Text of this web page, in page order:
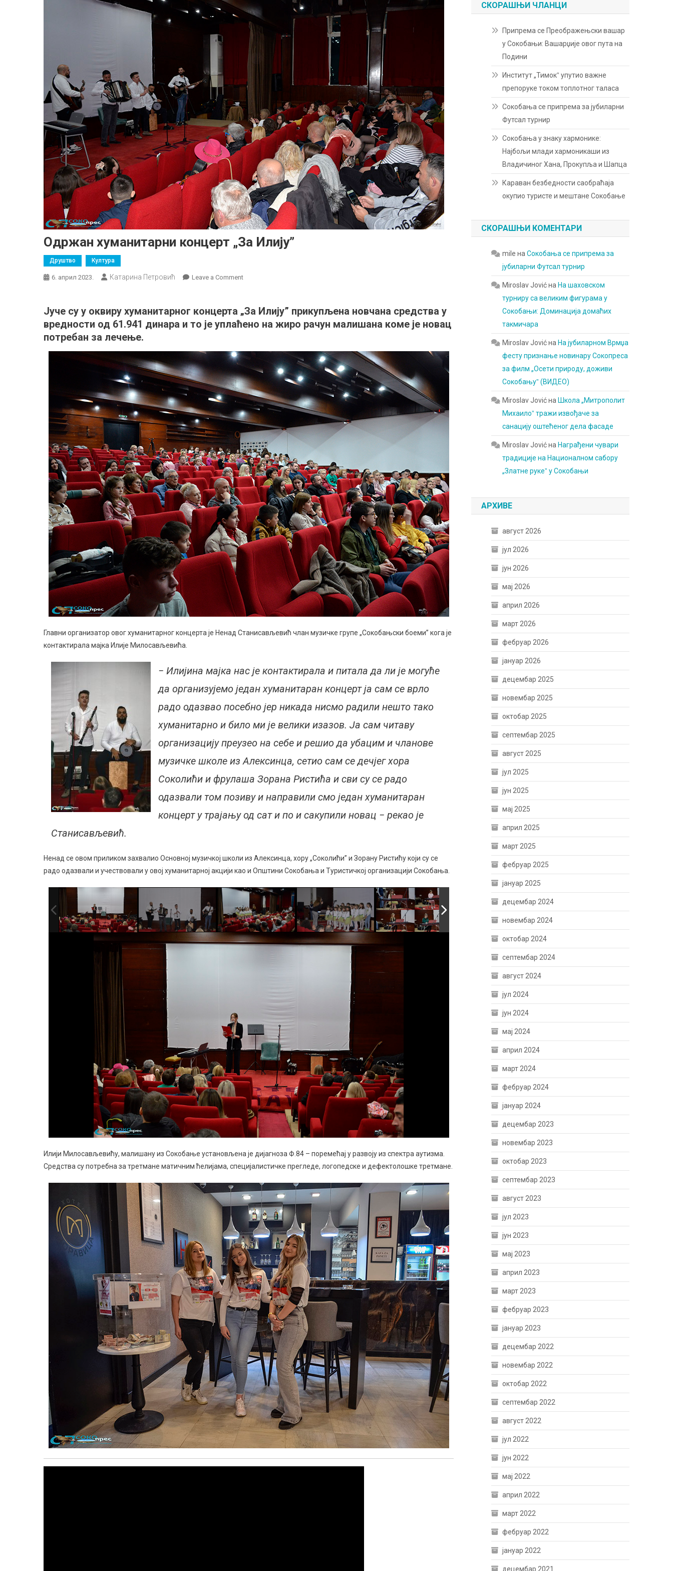
Одржан хуманитарни концерт „За Илију”
Друштво Култура
6. април 2023. Катарина Петровић Leave a Commenton
концерт
„За
Јуче су у оквиру хуманитарног концерта „За Илију” прикупљена новчана средства у
вредности од 61.941 динара и то је уплаћено на жиро рачун малишана коме је новац
потребан за лечење.
Главни организатор овог хуманитарног концерта је Ненад Станисављевић члан музичке групе „Сокобањски боеми” кога је
контактирала мајка Илије Милосављевића.
− Илијина мајка нас је контактирала и питала да ли је могуће
да организујемо један хуманитаран концерт ја сам се врло
радо одазвао посебно јер никада нисмо радили нешто тако
хуманитарно и било ми је велики изазов. Ја сам читаву
организацију преузео на себе и решио да убацим и чланове
музичке школе из Алексинца, сетио сам се дечјег хора
Соколићи и фрулаша Зорана Ристића и сви су се радо
одазвали том позиву и направили смо један хуманитаран
концерт у трајању од сат и по и сакупили новац − рекао је
Станисављевић.
Ненад се овом приликом захвалио Основној музичкој школи из Алексинца, хору „Соколићи” и Зорану Ристићу који су се
радо одазвали и учествовали у овој хуманитарној акцији као и Општини Сокобања и Туристичкој организацији Сокобања.
Илији Милосављевићу, малишану из Сокобање установљена је дијагноза Ф.84 – поремећај у развоју из спектра аутизма.
Средства су потребна за третмане матичним ћелијама, специјалистичке прегледе, логопедске и дефектолошке третмане.
СКОРАШЊИ ЧЛАНЦИ
Припрема се Преображењски вашар
у Сокобањи: Вашарџије овог пута на
Подини
Институт „Тимокˮ упутио важне
препоруке током топлотног таласа
Сокобања се припрема за јубиларни
Футсал турнир
Сокобања у знаку хармонике:
Најбољи млади хармоникаши из
Владичиног Хана, Прокупља и Шапца
Караван безбедности саобраћаја
окупио туристе и мештане Сокобање
СКОРАШЊИ КОМЕНТАРИ
mile наСокобања се припрема за
јубиларни Футсал турнир
Miroslav Jovićна На шаховском
турниру са великим фигурама у
Сокобањи: Доминација домаћих
такмичара
Miroslav Jovićна На јубиларном Врмџа
фесту признање новинару Сокопреса
за филм „Осети природу, доживи
Сокобањуˮ (ВИДЕО)
Miroslav Jovićна Школа „Митрополит
Михаилоˮ тражи извођаче за
санацију оштећеног дела фасаде
Miroslav Jovićна Награђени чувари
традиције на Националном сабору
„Златне рукеˮ у Сокобањи
АРХИВЕ
август 2026
јул 2026
јун 2026
мај 2026
април 2026
март 2026
фебруар 2026
јануар 2026
децембар 2025
новембар 2025
октобар 2025
септембар 2025
август 2025
јул 2025
јун 2025
мај 2025
април 2025
март 2025
фебруар 2025
јануар 2025
децембар 2024
новембар 2024
октобар 2024
септембар 2024
август 2024
јул 2024
јун 2024
мај 2024
април 2024
март 2024
фебруар 2024
јануар 2024
децембар 2023
новембар 2023
октобар 2023
септембар 2023
август 2023
јул 2023
јун 2023
мај 2023
април 2023
март 2023
фебруар 2023
јануар 2023
децембар 2022
новембар 2022
октобар 2022
септембар 2022
август 2022
јул 2022
јун 2022
мај 2022
април 2022
март 2022
фебруар 2022
јануар 2022
децембар 2021